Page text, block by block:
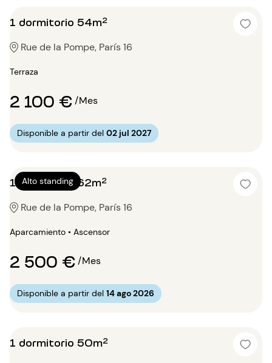
1 dormitorio 54m²
Rue de la Pompe, París 16
Terraza
2 100 €/Mes
Disponible a partir del 02 jul 2027
Alto standing
1 dormitorio 62m²
Rue de la Pompe, París 16
Aparcamiento • Ascensor
2 500 €/Mes
Disponible a partir del 14 ago 2026
1 dormitorio 50m²